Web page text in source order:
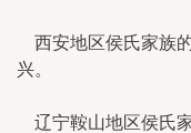
西安地区侯氏家族
兴。
辽宁鞍山地区侯氏